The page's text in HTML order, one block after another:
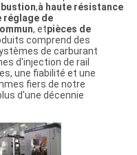
,à haute résistance
réglage de
, etpièces de
comprend des
de carburant
d'injection de rail
une fiabilité et une
fiers de notre
d'une décennie